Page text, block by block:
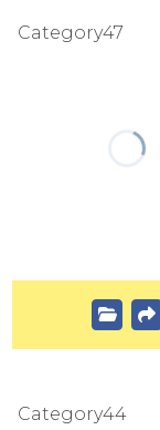
Category47
Category44